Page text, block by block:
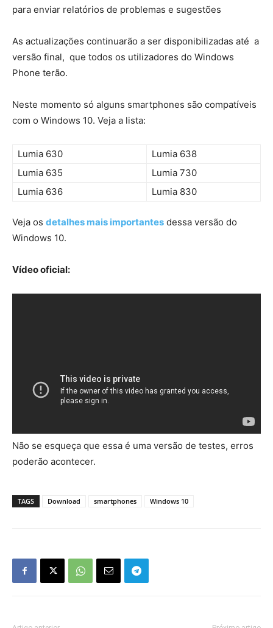
para enviar relatórios de problemas e sugestões
As actualizações continuarão a ser disponibilizadas até a
versão final, que todos os utilizadores do Windows
Phone terão.
Neste momento só alguns smartphones são compatíveis
com o Windows 10. Veja a lista:
Lumia 630
Lumia 638
Lumia 635
Lumia 730
Lumia 636
Lumia 830
Veja os detalhes mais importantes dessa versão do
Windows 10.
Vídeo oficial:
Não se esqueça que essa é uma versão de testes, erros
poderão acontecer.
TAGS Download smartphones Windows 10